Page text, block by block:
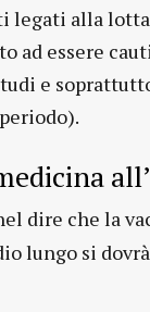
alla
ad essere
e
dire che la
lungo si